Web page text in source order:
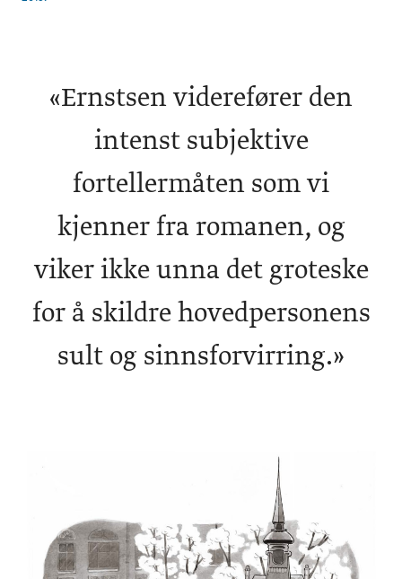
«Ernstsen viderefører den
intenst subjektive
fortellermåten som vi
kjenner fra romanen, og
viker ikke unna det groteske
for å skildre hovedpersonens
sult og sinnsforvirring.»